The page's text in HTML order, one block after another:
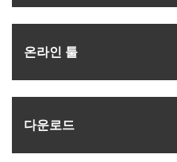
온라인 툴
다운로드